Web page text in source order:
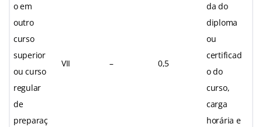
o em
outro
curso
superior
ou curso
regular
de
preparaç
VII – 0,5
da do
diploma
ou
certificad
o do
curso,
carga
horária e